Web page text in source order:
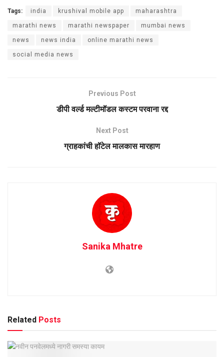
Tags: india krushival mobile app maharashtra
marathi news marathi newspaper mumbai news
news news india online marathi news
social media news
Previous Post
डीपी वर्ल्ड मल्टीमॉडल कस्टम परवाना रद्द
Next Post
ग्राहकांची हॉटेल मालकास मारहाण
Sanika Mhatre
Related Posts